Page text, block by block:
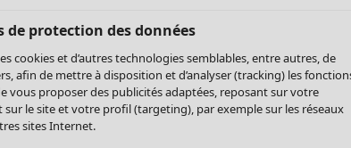
de protection des données
cookies et d’autres technologies semblables, entre autres, de
afin de mettre à disposition et d’analyser (tracking) les
vous proposer des publicités adaptées, reposant sur votre
le site et votre profil (targeting), par exemple sur les réseaux
sites Internet.